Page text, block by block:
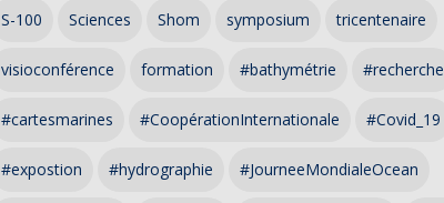
S-100 Sciences Shom symposium tricentenaire
visioconférence formation #bathymétrie #recherche
#cartesmarines #CoopérationInternationale #Covid_19
#expostion #hydrographie #JourneeMondialeOcean